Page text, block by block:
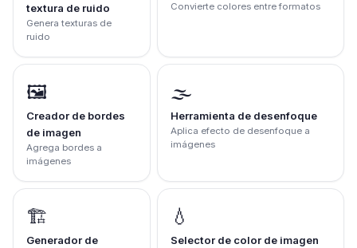
textura de ruido
Genera texturas de
ruido
Convierte colores entre formatos
🖼️
Creador de bordes
de imagen
Agrega bordes a
imágenes
🌫️
Herramienta de desenfoque
Aplica efecto de desenfoque a
imágenes
🏗️
Generador de
💧
Selector de color de imagen